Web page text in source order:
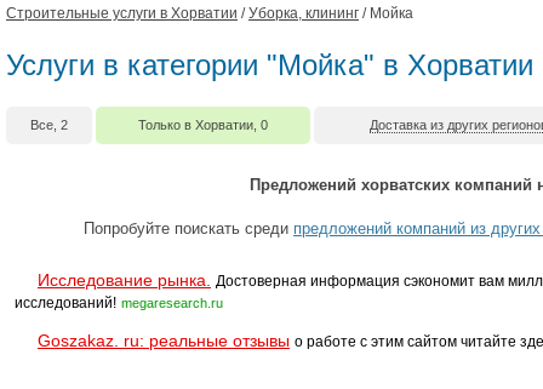
Строительные услуги в Хорватии /Уборка, клининг / Мойка
Услуги в категории "Мойка" в Хорватии
Все, 2 Только в Хорватии, 0 Доставка из других
Предложений хорватских компаний
Попробуйте поискать среди предложений компаний из
Исследование рынка.
Достоверная информация сэкономит вам
исследований! megaresearch.ru
Goszakaz. ru: реальные отзывы о работе с этим сайтом читайте